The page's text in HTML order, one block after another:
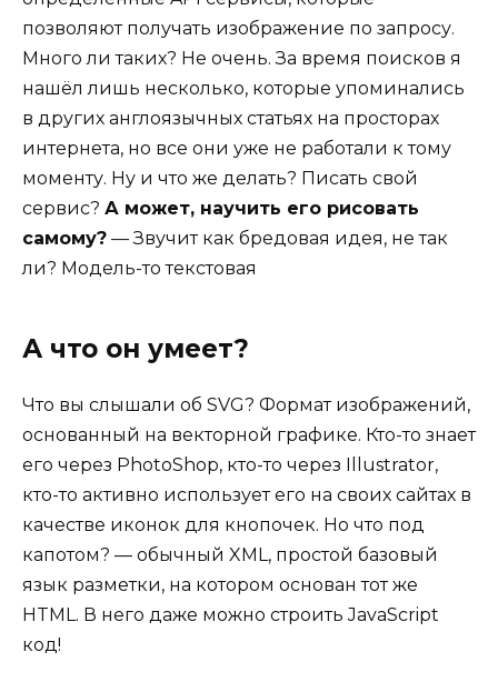
позволяют получать изображение по запросу.
Много ли таких? Не очень. За время поисков я
нашёл лишь несколько, которые упоминались
в других англоязычных статьях на просторах
интернета, но все они уже не работали к тому
моменту. Ну и что же делать? Писать свой
сервис? А может, научить его рисовать
самому? — Звучит как бредовая идея, не так
ли? Модель-то текстовая
А что он умеет?
Что вы слышали об SVG? Формат изображений,
основанный на векторной графике. Кто-то знает
его через PhotoShop, кто-то через Illustrator,
кто-то активно использует его на своих сайтах в
качестве иконок для кнопочек. Но что под
капотом? — обычный XML, простой базовый
язык разметки, на котором основан тот же
HTML. В него даже можно строить JavaScript
код!